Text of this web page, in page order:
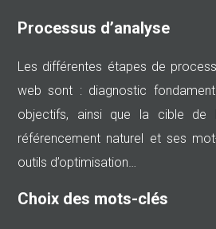
Processus d’analyse
Les différentes étapes de
web sont : diagnostic
objectifs, ainsi que la cible de
référencement naturel et ses
outils d’optimisation…
Choix des mots-clés